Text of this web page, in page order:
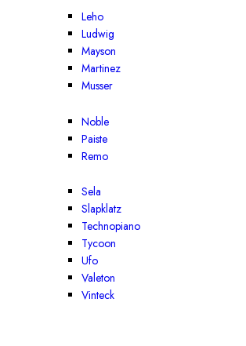
Leho
Ludwig
Mayson
Martinez
Musser
Noble
Paiste
Remo
Sela
Slapklatz
Technopiano
Tycoon
Ufo
Valeton
Vinteck